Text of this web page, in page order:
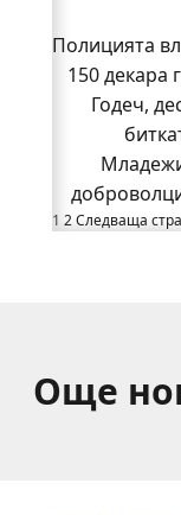
Годеч,
Полицията
Възможни
Какво
пред
Родов оброк
Полицията
150 декара
Годеч,
1 2Следваща
Още